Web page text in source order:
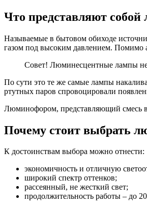
Что представляют
Называемые в бытовом обиходе
газом под высоким давлением. Помимо
Совет! Люминесцентные лампы
По сути это те же самые лампы
ртутных паров спровоцировали
Люминофором, представляющий смесь
Почему стоит выбрать
К достоинствам выбора можно отнести:
экономичность и отличную
широкий спектр оттенков;
рассеянный, не жесткий свет;
продолжительность работы – до